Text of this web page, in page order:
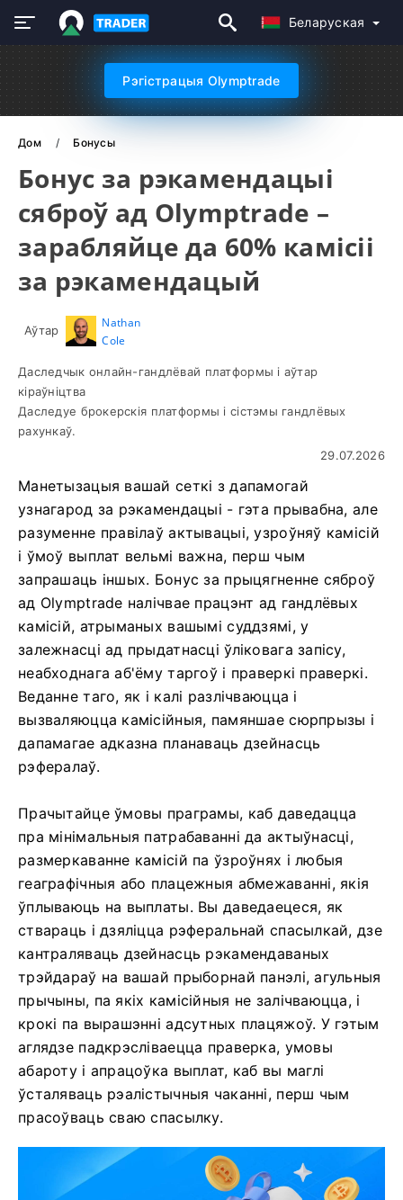
Беларуская
Рэгістрацыя Olymptrade
Дом Бонусы
Бонус за рэкамендацыі
сяброў ад Olymptrade –
зарабляйце да 60% камісіі
за рэкамендацый
Аўтар
Nathan
Cole
Даследчык онлайн-гандлёвай платформы і аўтар
кіраўніцтва
Даследуе брокерскія платформы і сістэмы гандлёвых
рахункаў.
29.07.2026
Манетызацыя вашай сеткі з дапамогай
узнагарод за рэкамендацыі - гэта прывабна, але
разуменне правілаў актывацыі, узроўняў камісій
і ўмоў выплат вельмі важна, перш чым
запрашаць іншых. Бонус за прыцягненне сяброў
ад Olymptrade налічвае працэнт ад гандлёвых
камісій, атрыманых вашымі суддзямі, у
залежнасці ад прыдатнасці ўліковага запісу,
неабходнага аб'ёму таргоў і праверкі праверкі.
Веданне таго, як і калі разлічваюцца і
вызваляюцца камісійныя, памяншае сюрпрызы і
дапамагае адказна планаваць дзейнасць
рэфералаў.
Прачытайце ўмовы праграмы, каб даведацца
пра мінімальныя патрабаванні да актыўнасці,
размеркаванне камісій па ўзроўнях і любыя
геаграфічныя або плацежныя абмежаванні, якія
ўплываюць на выплаты. Вы даведаецеся, як
ствараць і дзяліцца рэферальнай спасылкай, дзе
кантраляваць дзейнасць рэкамендаваных
трэйдараў на вашай прыборнай панэлі, агульныя
прычыны, па якіх камісійныя не залічваюцца, і
крокі па вырашэнні адсутных плацяжоў. У гэтым
аглядзе падкрэсліваецца праверка, умовы
абароту і апрацоўка выплат, каб вы маглі
ўсталяваць рэалістычныя чаканні, перш чым
прасоўваць сваю спасылку.